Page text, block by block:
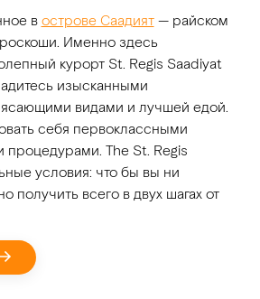
в острове Саадият— райском
Именно здесь
курорт St. Regis Saadiyat
изысканными
видами и лучшей едой.
себя первоклассными
процедурами. The St. Regis
условия: что бы вы ни
получить всего в двух шагах от